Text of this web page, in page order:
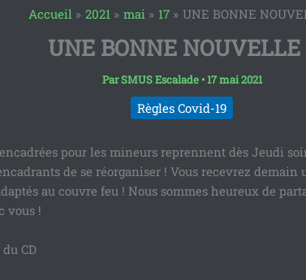
Accueil 2021 mai 17 UNE BONNE
UNE BONNE NOUVELLE
ParSMUS Escalade •17 mai 2021
Règles Covid-19
pour les mineurs reprennent dès Jeudi
de se réorganiser ! Vous recevrez
au couvre feu ! Nous sommes heureux de
vous !
CD